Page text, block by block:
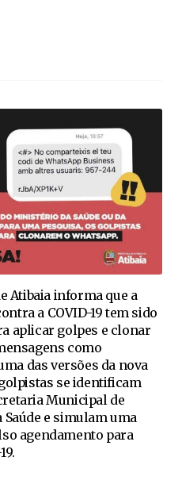
Atibaia informa que a
a COVID-19 tem sido
aplicar golpes e clonar
como
das versões da nova
se identificam
Municipal de
e simulam uma
agendamento para